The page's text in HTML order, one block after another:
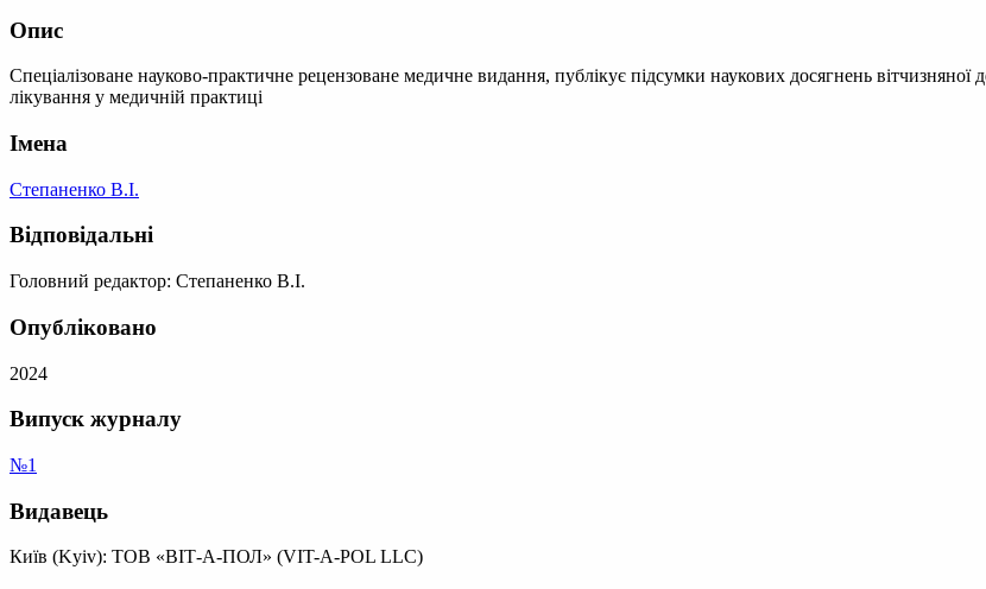
Опис
Спеціалізоване науково-практичне рецензоване медичне видання, публікує підсумки наукових досягнень вітчизняної
лікування у медичній практиці
Імена
Степаненко В.І.
Відповідальні
Головний редактор: Степаненко В.І.
Опубліковано
2024
Випуск журналу
№1
Видавець
Київ (Kyiv): ТОВ «ВІТ-А-ПОЛ» (VIT-A-POL LLC)